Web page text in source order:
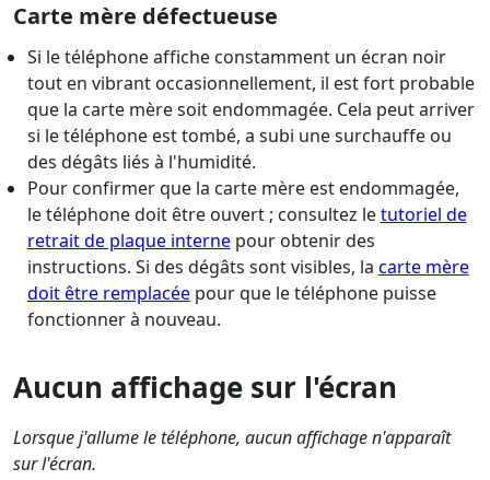
Carte mère défectueuse
Si le téléphone affiche constamment un écran noir
tout en vibrant occasionnellement, il est fort probable
que la carte mère soit endommagée. Cela peut arriver
si le téléphone est tombé, a subi une surchauffe ou
des dégâts liés à l'humidité.
Pour confirmer que la carte mère est endommagée,
le téléphone doit être ouvert ; consultez letutoriel de
retrait de plaque internepour obtenir des
instructions. Si des dégâts sont visibles, la carte mère
doit être remplacéepour que le téléphone puisse
fonctionner à nouveau.
Aucun affichage sur l'écran
Lorsque j'allume le téléphone, aucun affichage n'apparaît
sur l'écran.